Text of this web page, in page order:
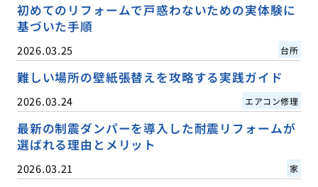
初めてのリフォームで戸惑わないための実体験に
基づいた手順
2026.03.25 台所
難しい場所の壁紙張替えを攻略する実践ガイド
2026.03.24 エアコン修理
最新の制震ダンパーを導入した耐震リフォームが
選ばれる理由とメリット
2026.03.21 家